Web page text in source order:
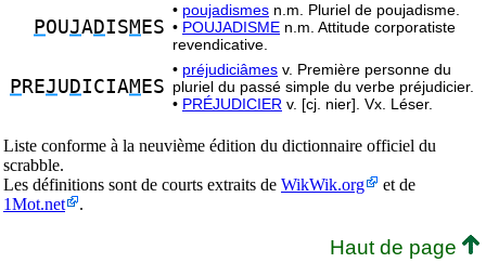
POUJADISM ES
• poujadismes n.m. Pluriel de poujadisme.
• POUJADISME n.m. Attitude corporatiste
revendicative.
P REJU DICIAM ES
• préjudiciâmes v. Première personne du
pluriel du passé simple du verbe préjudicier.
• PRÉJUDICIER v. [cj. nier]. Vx. Léser.
Liste conforme à la neuvième édition du dictionnaire officiel du
scrabble.
Les définitions sont de courts extraits de WikWik.org
et de
1Mot.net
.
Haut de page